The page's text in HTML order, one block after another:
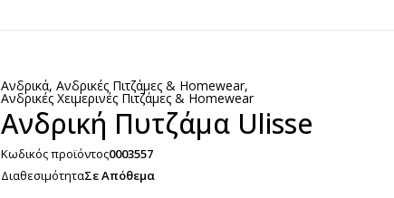
Ανδρικά,Ανδρικές Πιτζάμες & Homewear,
Ανδρικές Χειμερινές Πιτζάμες & Homewear
Ανδρική Πυτζάμα Ulisse
Κωδικός προϊόντος0003557
ΔιαθεσιμότηταΣε Απόθεμα